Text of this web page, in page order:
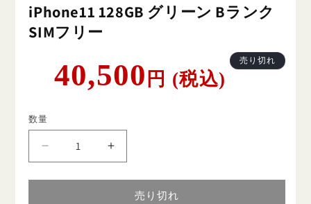
iPhone11 128GB グリーン Bランク
SIMフリー
常
40,500 円 (税込)
売り切れ
数量
iPhone11
128GB
グ
iPhone11
128GB
グ
売り切れ